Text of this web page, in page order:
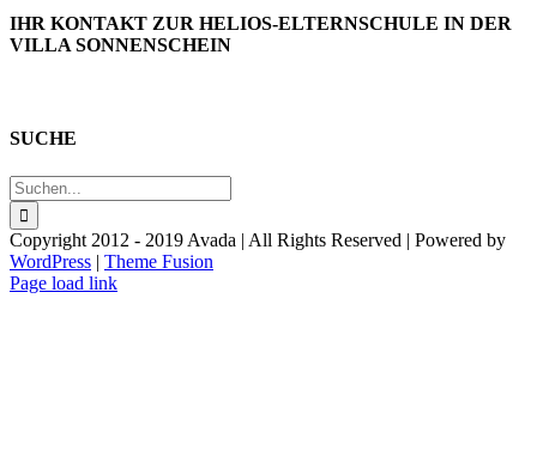
IHR KONTAKT ZUR HELIOS-ELTERNSCHULE IN DER
VILLA SONNENSCHEIN
SUCHE
Suche
nach:
Copyright 2012 - 2019 Avada | All Rights Reserved | Powered by
WordPress | Theme Fusion
Facebook
Page load link